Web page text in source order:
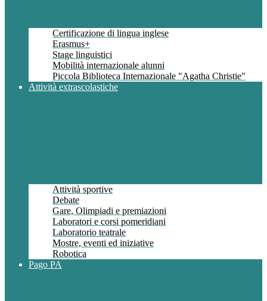
Certificazione di lingua inglese
Erasmus+
Stage linguistici
Mobilità internazionale alunni
Piccola Biblioteca Internazionale "Agatha Christie"
Attività extrascolastiche
Attività sportive
Debate
Gare, Olimpiadi e premiazioni
Laboratori e corsi pomeridiani
Laboratorio teatrale
Mostre, eventi ed iniziative
Robotica
Pago PA